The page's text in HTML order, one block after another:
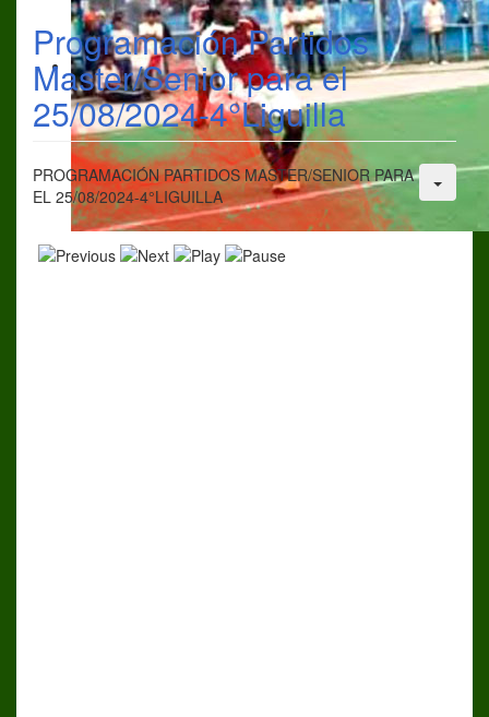
Programación Partidos
Master/Senior para el
25/08/2024-4°Liguilla
PROGRAMACIÓN PARTIDOS MASTER/SENIOR PARA
EL 25/08/2024-4°LIGUILLA